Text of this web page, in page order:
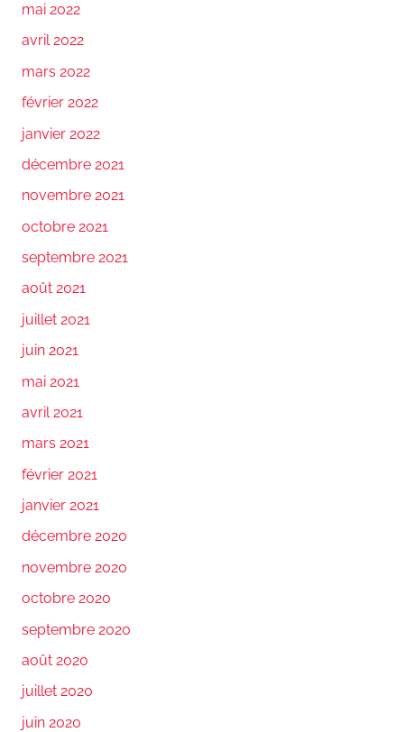
mai 2022
avril 2022
mars 2022
février 2022
janvier 2022
décembre 2021
novembre 2021
octobre 2021
septembre 2021
août 2021
juillet 2021
juin 2021
mai 2021
avril 2021
mars 2021
février 2021
janvier 2021
décembre 2020
novembre 2020
octobre 2020
septembre 2020
août 2020
juillet 2020
juin 2020